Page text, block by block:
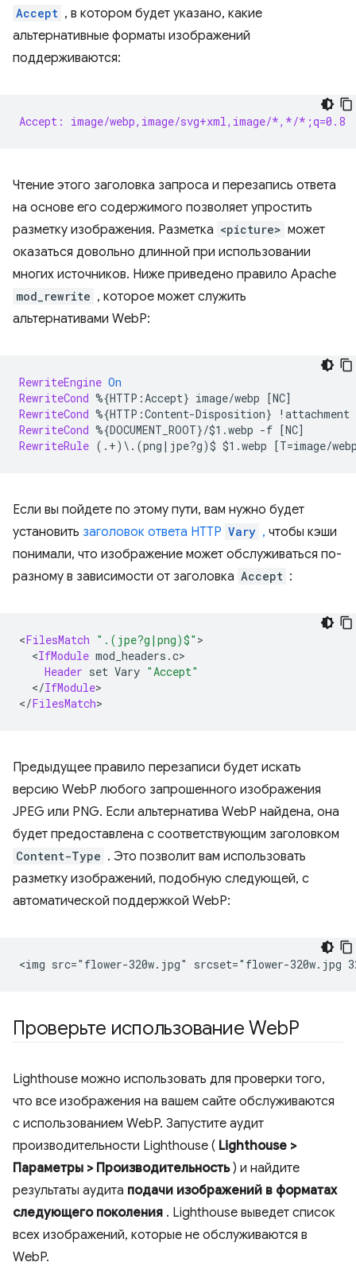
Accept , в котором будет указано, какие
альтернативные форматы изображений
поддерживаются:
Accept: image/webp,image/svg+xml,image/*,*/*;q=0.8
Чтение этого заголовка запроса и перезапись ответа
на основе его содержимого позволяет упростить
разметку изображения. Разметка <picture> может
оказаться довольно длинной при использовании
многих источников. Ниже приведено правило Apache
mod_rewrite , которое может служить
альтернативами WebP:
RewriteEngine On
RewriteCond %{HTTP:Accept} image/webp
RewriteCond %{HTTP:Content-Disposition}
!attachment
RewriteCond %{DOCUMENT_ROOT}/$1.webp -f
RewriteRule (.+)\.(png|jpe?g)$ $1.webp
Если вы пойдете по этому пути, вам нужно будет
установить заголовок ответа HTTP Vary , чтобы кэши
понимали, что изображение может обслуживаться по-
разному в зависимости от заголовка Accept :
<FilesMatch ".(jpe?g|png)$"
<IfModule
Header set Vary "Accept"
</IfModule>
</FilesMatch
Предыдущее правило перезаписи будет искать
версию WebP любого запрошенного изображения
JPEG или PNG. Если альтернатива WebP найдена, она
будет предоставлена ​​с соответствующим заголовком
Content-Type . Это позволит вам использовать
разметку изображений, подобную следующей, с
автоматической поддержкой WebP:
Проверьте использование WebP
Lighthouse можно использовать для проверки того,
что все изображения на вашем сайте обслуживаются
с использованием WebP. Запустите аудит
производительности Lighthouse ( Lighthouse >
Параметры > Производительность) и найдите
результаты аудита подачи изображений в форматах
следующего поколения . Lighthouse выведет список
всех изображений, которые не обслуживаются в
WebP.